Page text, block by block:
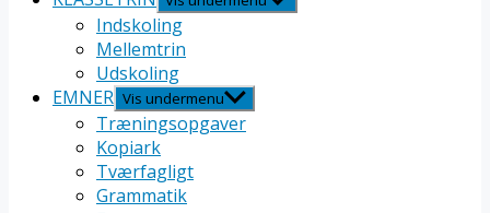
Indskoling
Mellemtrin
Udskoling
EMNER Vis undermenu
Træningsopgaver
Kopiark
Tværfagligt
Grammatik